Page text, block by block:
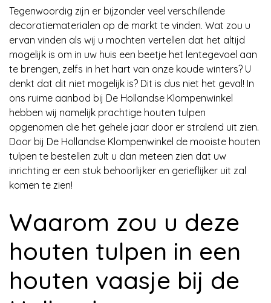
Tegenwoordig zijn er bijzonder veel verschillende
decoratiematerialen op de markt te vinden. Wat zou u
ervan vinden als wij u mochten vertellen dat het altijd
mogelijk is om in uw huis een beetje het lentegevoel aan
te brengen, zelfs in het hart van onze koude winters? U
denkt dat dit niet mogelijk is? Dit is dus niet het geval! In
ons ruime aanbod bij De Hollandse Klompenwinkel
hebben wij namelijk prachtige houten tulpen
opgenomen die het gehele jaar door er stralend uit zien.
Door bij De Hollandse Klompenwinkel de mooiste houten
tulpen te bestellen zult u dan meteen zien dat uw
inrichting er een stuk behoorlijker en gerieflijker uit zal
komen te zien!
Waarom zou u deze
houten tulpen in een
houten vaasje bij de